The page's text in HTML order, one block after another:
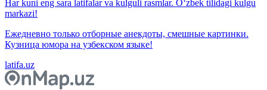
Har kuni eng sara latifalar va kulguli rasmlar. O‘zbek tilidagi kulgu
markazi!
Ежедневно только отборные анекдоты, смешные картинки.
Кузница юмора на узбекском языке!
latifa.uz